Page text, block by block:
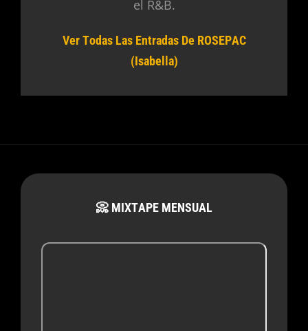
el R&B.
Ver Todas Las Entradas De ROSEPAC
(Isabella)
📀 MIXTAPE MENSUAL